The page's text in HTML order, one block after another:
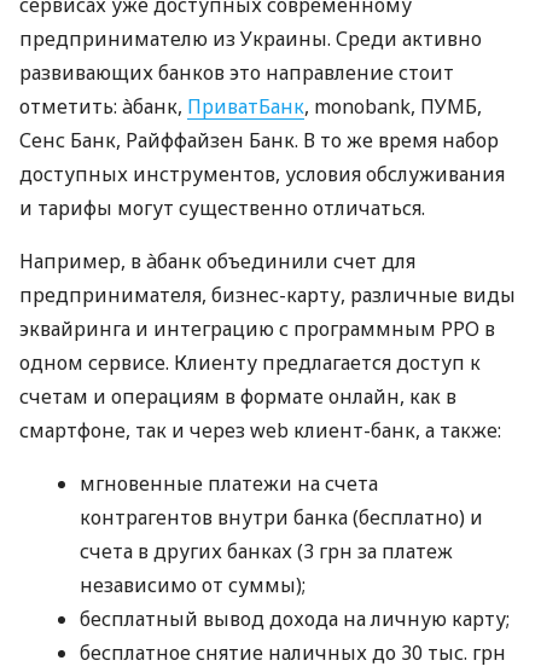
предпринимателю из Украины. Среди активно
развивающих банков это направление стоит
отметить: àбанк, ПриватБанк, monobank, ПУМБ,
Сенс Банк, Райффайзен Банк. В то же время набор
доступных инструментов, условия обслуживания
и тарифы могут существенно отличаться.
Например, в àбанк объединили счет для
предпринимателя, бизнес-карту, различные виды
эквайринга и интеграцию с программным РРО в
одном сервисе. Клиенту предлагается доступ к
счетам и операциям в формате онлайн, как в
смартфоне, так и через web клиент-банк, а также:
мгновенные платежи на счета
контрагентов внутри банка (бесплатно) и
счета в других банках (3 грн за платеж
независимо от суммы);
бесплатный вывод дохода на личную карту;
бесплатное снятие наличных до 30 тыс. грн